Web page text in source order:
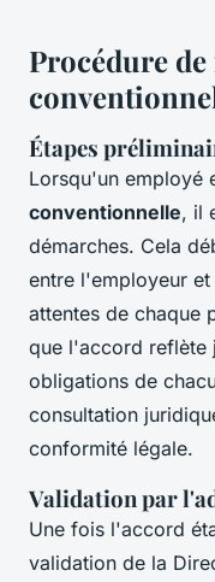
Procédure
Étapes
Lorsqu'un employé
conventionnelle, il
démarches. Cela
entre l'employeur
attentes de chaque
que l'accord reflète
obligations de
consultation
conformité légale.
Validation par
Une fois l'accord
validation de la